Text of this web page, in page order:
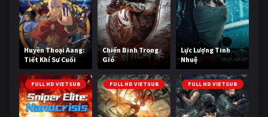
Huyền Thoại Aang:
Tiết Khí Sư Cuối
Cùng
Chiến Binh Trong
Gió
Lực Lượng Tinh
Nhuệ
FULL HD VIETSUB FULL HD VIETSUB FULL HD VIETSUB